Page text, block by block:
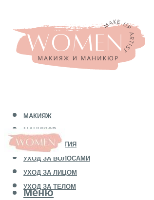
МАКИЯЖ
МАНИКЮР
КОСМЕТОЛОГИЯ
УХОД ЗА ВОЛОСАМИ
УХОД ЗА ЛИЦОМ
УХОД ЗА ТЕЛОМ
Меню